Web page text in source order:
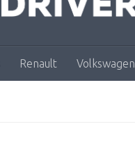
Renault Volkswagen